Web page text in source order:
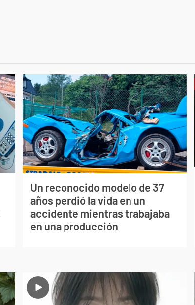
Un reconocido modelo de 37
años perdió la vida en un
accidente mientras trabajaba
en una producción